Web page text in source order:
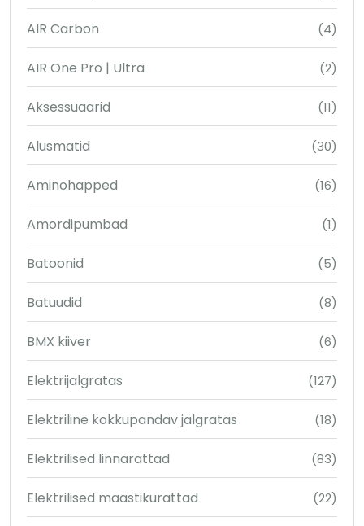
AIR Carbon (4)
AIR One Pro | Ultra (2)
Aksessuaarid (11)
Alusmatid (30)
Aminohapped (16)
Amordipumbad (1)
Batoonid (5)
Batuudid (8)
BMX kiiver (6)
Elektrijalgratas (127)
Elektriline kokkupandav jalgratas (18)
Elektrilised linnarattad (83)
Elektrilised maastikurattad (22)